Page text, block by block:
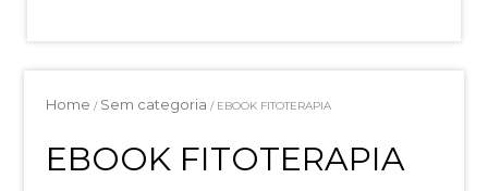
Home / Sem categoria / EBOOK FITOTERAPIA
EBOOK FITOTERAPIA